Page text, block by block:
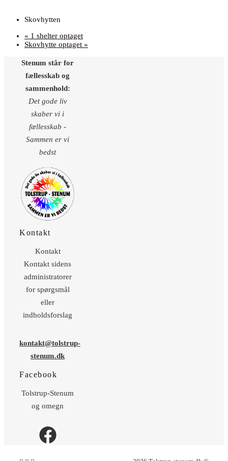
Skovhytten
« 1 shelter optaget
Skovhytte optaget »
Stenum står for
fællesskab og
sammenhold:
Det gode liv
skaber vi i
fællesskab -
Sammen er vi
bedst
Kontakt
Kontakt
Kontakt sidens
administratorer
for spørgsmål
eller
indholdsforslag
kontakt@tolstrup-
stenum.dk
Facebook
Tolstrup-Stenum
og omegn
Facebook